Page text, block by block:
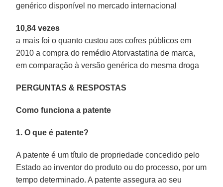
genérico disponível no mercado internacional
10,84 vezes
a mais foi o quanto custou aos cofres públicos em
2010 a compra do remédio Atorvastatina de marca,
em comparação à versão genérica do mesma droga
PERGUNTAS & RESPOSTAS
Como funciona a patente
1. O que é patente?
A patente é um título de propriedade concedido pelo
Estado ao inventor do produto ou do processo, por um
tempo determinado. A patente assegura ao seu